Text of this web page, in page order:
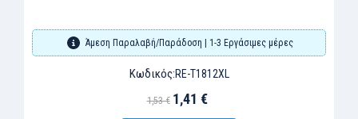
Άμεση Παραλαβή/Παράδοση | 1-3 Εργάσιμες μέρες
Κωδικός:RE-T1812XL
1,53 € 1,41 €